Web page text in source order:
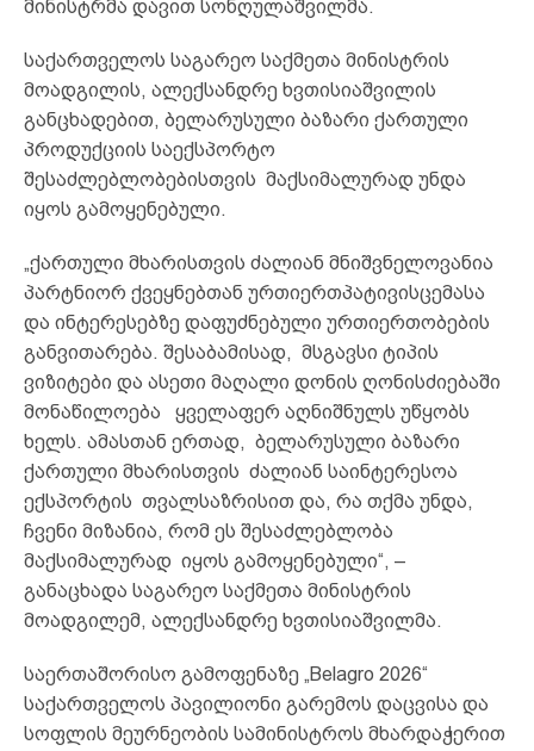
მინისტრმა დავით სონღულაშვილმა.
საქართველოს საგარეო საქმეთა მინისტრის
მოადგილის, ალექსანდრე ხვთისიაშვილის
განცხადებით, ბელარუსული ბაზარი ქართული
პროდუქციის საექსპორტო
შესაძლებლობებისთვის მაქსიმალურად უნდა
იყოს გამოყენებული.
„ქართული მხარისთვის ძალიან მნიშვნელოვანია
პარტნიორ ქვეყნებთან ურთიერთპატივისცემასა
და ინტერესებზე დაფუძნებული ურთიერთობების
განვითარება. შესაბამისად, მსგავსი ტიპის
ვიზიტები და ასეთი მაღალი დონის ღონისძიებაში
მონაწილოება ყველაფერ აღნიშნულს უწყობს
ხელს. ამასთან ერთად, ბელარუსული ბაზარი
ქართული მხარისთვის ძალიან საინტერესოა
ექსპორტის თვალსაზრისით და, რა თქმა უნდა,
ჩვენი მიზანია, რომ ეს შესაძლებლობა
მაქსიმალურად იყოს გამოყენებული“, –
განაცხადა საგარეო საქმეთა მინისტრის
მოადგილემ, ალექსანდრე ხვთისიაშვილმა.
საერთაშორისო გამოფენაზე „Belagro 2026“
საქართველოს პავილიონი გარემოს დაცვისა და
სოფლის მეურნეობის სამინისტროს მხარდაჭერით